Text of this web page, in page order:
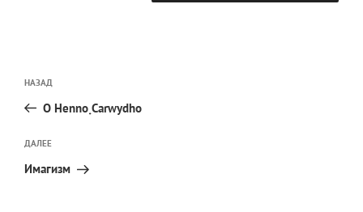
по
записям
Предыдущая
запись:
НАЗАД
O Hennọ Carwydho
Следующая
запись
ДАЛЕЕ
Имагизм